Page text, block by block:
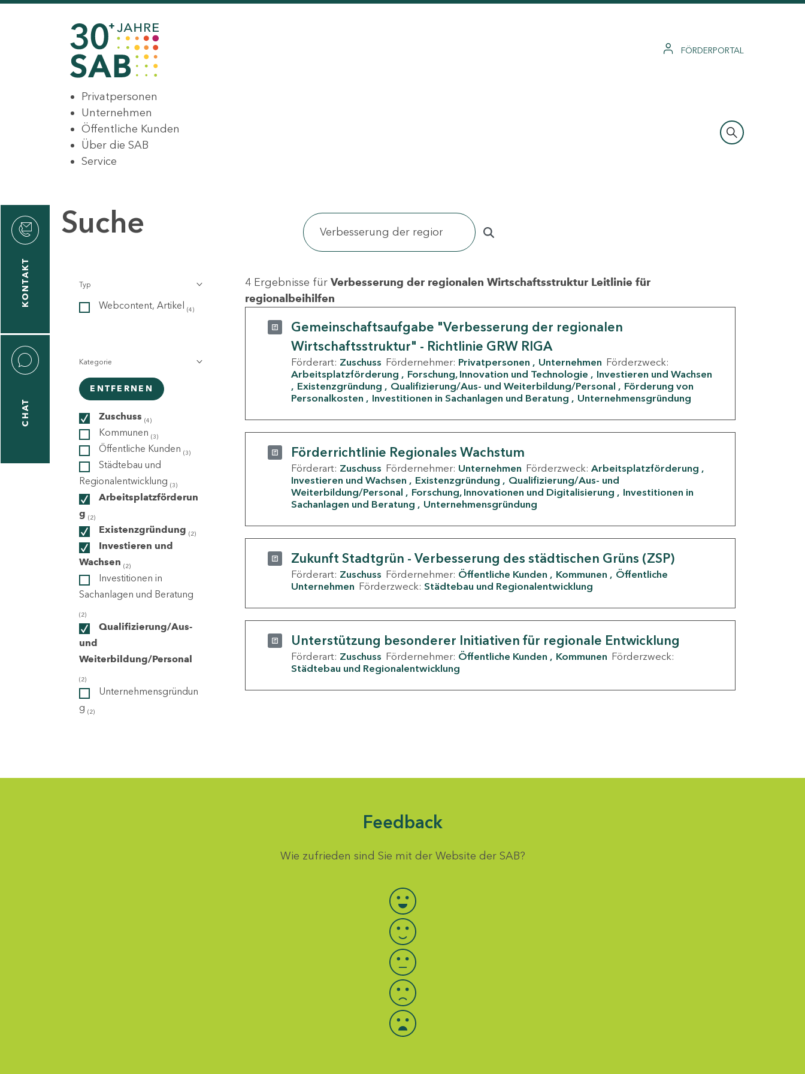
FÖRDERPORTAL
Privatpersonen
Unternehmen
Öffentliche Kunden
Über die SAB
Service
KONTAKT
CHAT
Suche
Typ
Webcontent, Artikel (4)
Kategorie
ENTFERNEN
Zuschuss (4)
Kommunen (3)
Öffentliche Kunden (3)
Städtebau und
Regionalentwicklung (3)
Arbeitsplatzförderun
g (2)
Existenzgründung (2)
Investieren und
Wachsen (2)
Investitionen in
Sachanlagen und Beratung
(2)
Qualifizierung/Aus-
und
Weiterbildung/Personal
(2)
Unternehmensgründun
g (2)
4 Ergebnisse für Verbesserung der regionalen Wirtschaftsstruktur Leitlinie für
regionalbeihilfen
Gemeinschaftsaufgabe "Verbesserung der regionalen
Wirtschaftsstruktur" - Richtlinie GRW RIGA
Förderart: Zuschuss Fördernehmer: Privatpersonen Unternehmen Förderzweck:
Arbeitsplatzförderung
Forschung, Innovation und Technologie
Investieren und Wachsen
Existenzgründung
Qualifizierung/Aus- und Weiterbildung/Personal
Förderung von
Personalkosten
Investitionen in Sachanlagen und Beratung Unternehmensgründung
Förderrichtlinie Regionales Wachstum
Förderart: Zuschuss Fördernehmer: Unternehmen Förderzweck: Arbeitsplatzförderung
Investieren und Wachsen
Existenzgründung
Qualifizierung/Aus- und
Weiterbildung/Personal
Forschung, Innovationen und Digitalisierung
Investitionen in
Sachanlagen und Beratung
Unternehmensgründung
Zukunft Stadtgrün - Verbesserung des städtischen Grüns (ZSP)
Förderart: Zuschuss Fördernehmer: Öffentliche Kunden Kommunen
Öffentliche
Unternehmen Förderzweck: Städtebau und Regionalentwicklung
Unterstützung besonderer Initiativen für regionale Entwicklung
Förderart: Zuschuss Fördernehmer: Öffentliche Kunden Kommunen Förderzweck:
Städtebau und Regionalentwicklung
Feedback
Wie zufrieden sind Sie mit der Website der SAB?
Bewertung auswählen